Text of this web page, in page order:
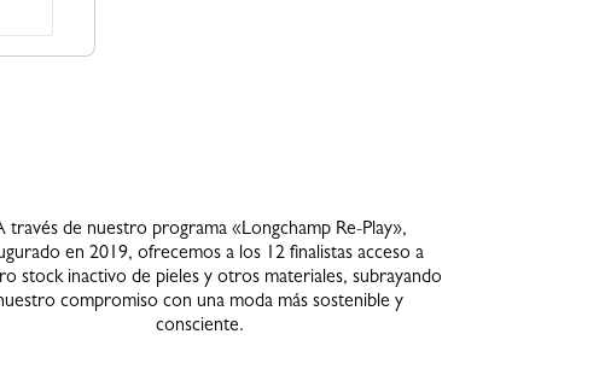
través de nuestro programa «Longchamp Re-Play»,
en 2019, ofrecemos a los 12 finalistas acceso a
stock inactivo de pieles y otros materiales, subrayando
compromiso con una moda más sostenible y
consciente.